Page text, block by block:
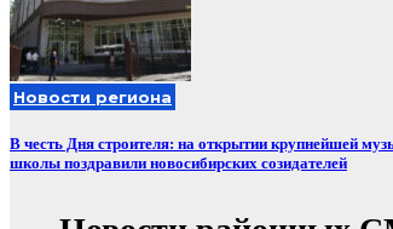
Новости региона
В честь Дня строителя: на открытии крупнейшей
школы поздравили новосибирских созидателей